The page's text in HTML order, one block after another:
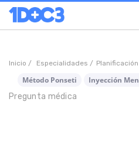
Inicio / Especialidades / Planificación
Método Ponseti Inyección
Pregunta médica